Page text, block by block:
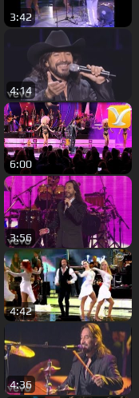
3:42
4:14
6:00
3:56
4:42
4:36